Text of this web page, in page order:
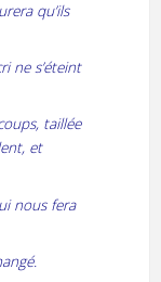
qu’ils
ne s’éteint
taillée
et
nous fera